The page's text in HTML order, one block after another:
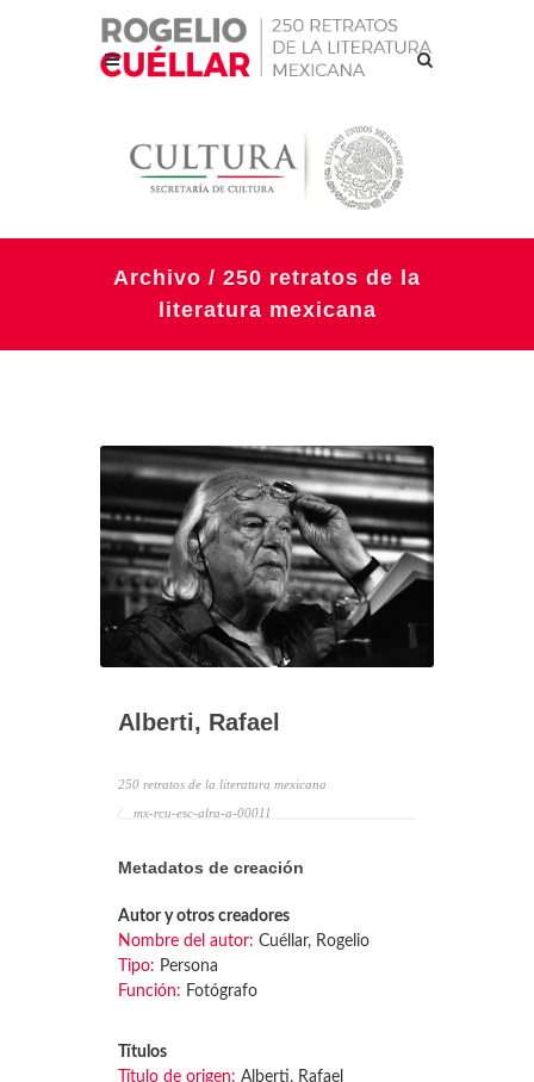
Archivo / 250 retratos de la
literatura mexicana
Alberti, Rafael
250 retratos de la literatura mexicana
mx-rcu-esc-alra-a-00011
Metadatos de creación
Autor y otros creadores
Nombre del autor: Cuéllar, Rogelio
Tipo: Persona
Función: Fotógrafo
Títulos
Título de origen: Alberti, Rafael